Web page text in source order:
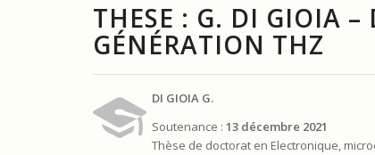
THESE : G. DI GIOIA –
GÉNÉRATION THZ
DI GIOIA G.
Soutenance :13 décembre 2021
Thèse de doctorat en Electronique,